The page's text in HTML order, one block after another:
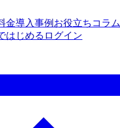
金導入事例 お役立ちコラム
はじめる ログイン